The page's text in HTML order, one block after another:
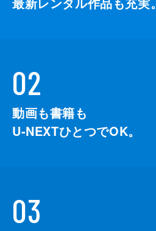
02
動画も書籍も
U-NEXTひとつでOK。
03